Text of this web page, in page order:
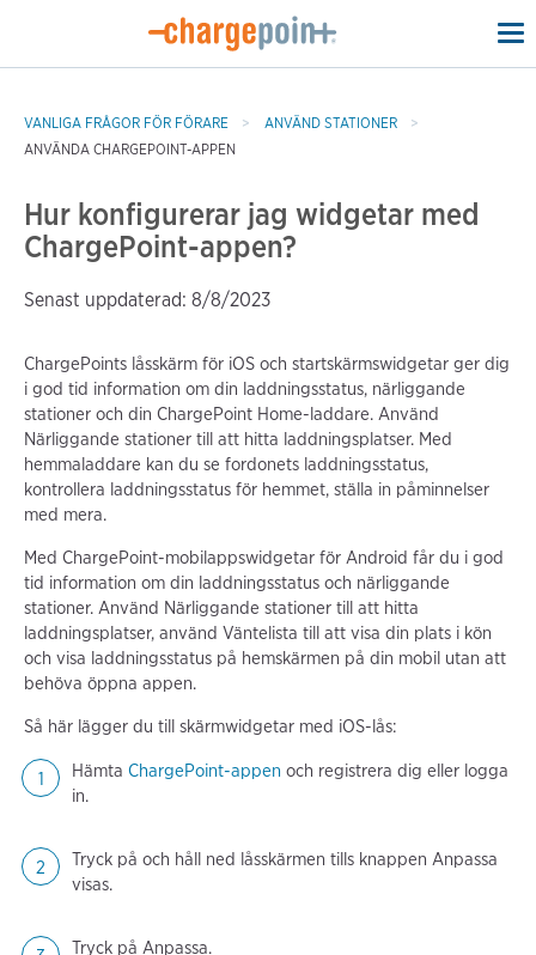
VANLIGA FRÅGOR FÖR FÖRARE
ANVÄND STATIONER
ANVÄNDA CHARGEPOINT-APPEN
Hur konfigurerar jag widgetar med
ChargePoint-appen?
Senast uppdaterad: 8/8/2023
ChargePoints låsskärm för iOS och startskärmswidgetar ger dig
i god tid information om din laddningsstatus, närliggande
stationer och din ChargePoint Home-laddare. Använd
Närliggande stationer till att hitta laddningsplatser. Med
hemmaladdare kan du se fordonets laddningsstatus,
kontrollera laddningsstatus för hemmet, ställa in påminnelser
med mera.
Med ChargePoint-mobilappswidgetar för Android får du i god
tid information om din laddningsstatus och närliggande
stationer. Använd Närliggande stationer till att hitta
laddningsplatser, använd Väntelista till att visa din plats i kön
och visa laddningsstatus på hemskärmen på din mobil utan att
behöva öppna appen.
Så här lägger du till skärmwidgetar med iOS-lås:
Hämta ChargePoint-appen och registrera dig eller logga
in.
Tryck på och håll ned låsskärmen tills knappen Anpassa
visas.
Tryck på Anpassa.